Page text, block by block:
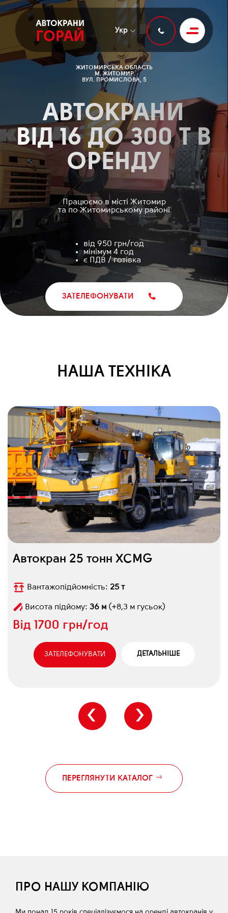
Укр
ЖИТОМИРСЬКА ОБЛАСТЬ
М. ЖИТОМИР
ВУЛ. ПРОМИСЛОВА, 5
АВТОКРАНИ
ВІД 16 ДО 300 Т В
ОРЕНДУ
Працюємо в місті Житомир
та по Житомирському районі
від 950 грн/год
мінімум 4 год
є ПДВ / готівка
ЗАТЕЛЕФОНУВАТИ
НАША ТЕХНІКА
Автокран 25 тонн XCMG
Вантажопідйомність: 25 т
Висота підйому: 36 м (+8,3 м гусьок)
Від 1700 грн/год
ЗАТЕЛЕФОНУВАТИ ДЕТАЛЬНІШЕ
‹ ›
ПЕРЕГЛЯНУТИ КАТАЛОГ
ПРО НАШУ КОМПАНІЮ